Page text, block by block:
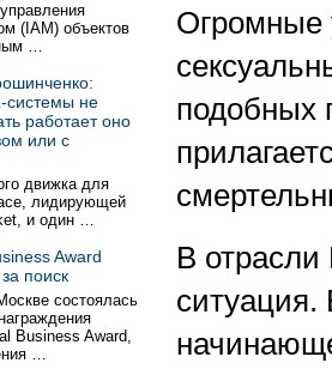
(IAM) объектов
…
системы не
работает оно
или с
движка для
лидирующей
и один …
Award
поиск
состоялась
Business Award,
…
Огромные
подобных
В отрасли
ситуация.